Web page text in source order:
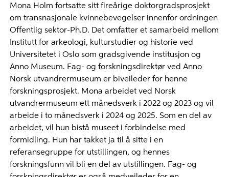
Mona Holm fortsatte sitt fireårige doktorgradsprosjekt
om transnasjonale kvinnebevegelser innenfor ordningen
Offentlig sektor-Ph.D. Det omfatter et samarbeid mellom
Institutt for arkeologi, kulturstudier og historie ved
Universitetet i Oslo som gradsgivende institusjon og
Anno Museum. Fag- og forskningsdirektør ved Anno
Norsk utvandrermuseum er biveileder for henne
forskningsprosjekt. Mona arbeidet ved Norsk
utvandrermuseum ett månedsverk i 2022 og 2023 og vil
arbeide i to månedsverk i 2024 og 2025. Som en del av
arbeidet, vil hun bistå museet i forbindelse med
formidling. Hun har takket ja til å sitte i en
referansegruppe for utstillingen, og hennes
forskningsfunn vil bli en del av utstillingen. Fag- og